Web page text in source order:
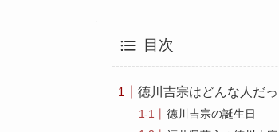
目次
徳川吉宗はどんな人だ
徳川吉宗の誕生日